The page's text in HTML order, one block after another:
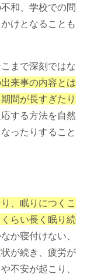
和、学校での問
けとなることも
まで深刻ではな
来事の内容とは
間が長すぎたり
する方法を自然
ったりすること
、眠りにつくこ
らい長く眠り続
か寝付けない、
が続き、疲労が
不安が起こり、